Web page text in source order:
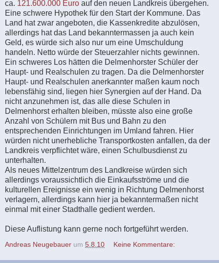
ca. 121.600.000 Euro auf den neuen Landkreis übergehen.
Eine schwere Hypothek für den Start der Kommune. Das
Land hat zwar angeboten, die Kassenkredite abzulösen,
allerdings hat das Land bekanntermassen ja auch kein
Geld, es würde sich also nur um eine Umschuldung
handeln. Netto würde der Steuerzahler nichts gewinnen.
Ein schweres Los hätten die Delmenhorster Schüler der
Haupt- und Realschulen zu tragen. Da die Delmenhorster
Haupt- und Realschulen anerkannter maßen kaum noch
lebensfähig sind, liegen hier Synergien auf der Hand. Da
nicht anzunehmen ist, das alle diese Schulen in
Delmenhorst erhalten bleiben, müsste also eine große
Anzahl von Schülern mit Bus und Bahn zu den
entsprechenden Einrichtungen im Umland fahren. Hier
würden nicht unerhebliche Transportkosten anfallen, da der
Landkreis verpflichtet wäre, einen Schulbusdienst zu
unterhalten.
Als neues Mittelzentrum des Landkreise würden sich
allerdings voraussichtlich die Einkaufsströme und die
kulturellen Ereignisse ein wenig in Richtung Delmenhorst
verlagern, allerdings kann hier ja bekanntermaßen nicht
einmal mit einer Stadthalle gedient werden.
Diese Auflistung kann gerne noch fortgeführt werden.
Andreas Neugebauer um 5.8.10 Keine Kommentare: